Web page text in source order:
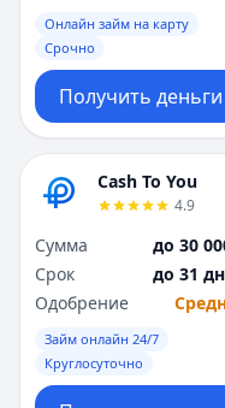
Онлайн займ на карту
Срочно
Получить деньги
Cash To You
4.9
Сумма
до 30
Срок
до 31
Одобрение
Займ онлайн 24/7
Круглосуточно